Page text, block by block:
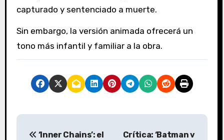
capturado y sentenciado a muerte.
Sin embargo, la versión animada ofrecerá un
tono más infantil y familiar a la obra.
N
‘Inner Chains’: el
Crítica: ‘Batman v